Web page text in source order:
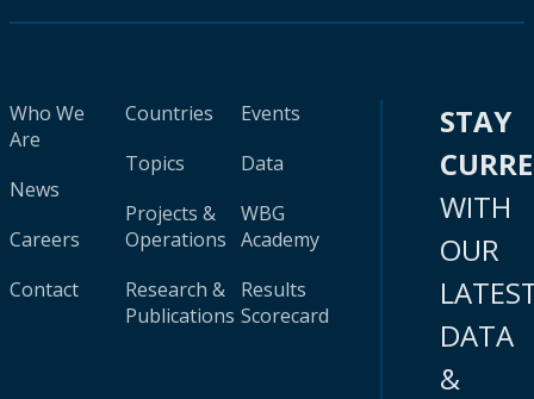
Who We
Are
News
Careers
Contact
Countries
Topics
Projects &
Operations
Research &
Publications
Events
Data
WBG
Academy
Results
Scorecard
STAY
WITH
OUR
DATA
&